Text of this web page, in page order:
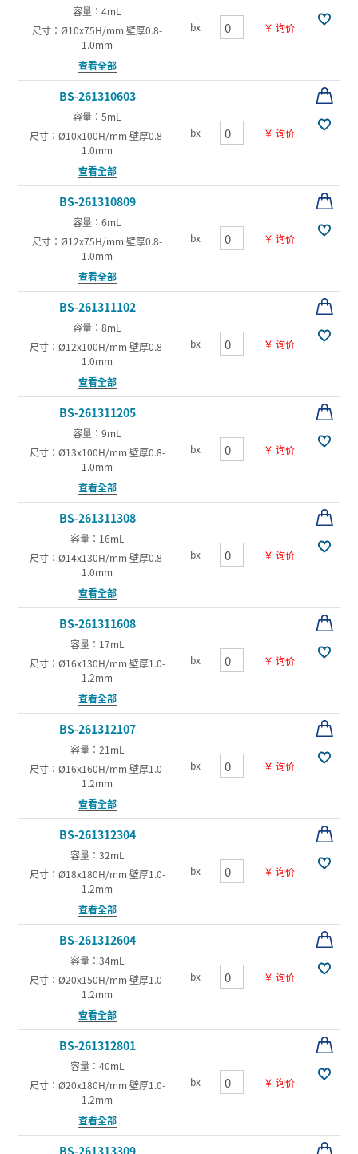
容量：4mL
尺寸：Ø10x75H/mm 壁厚0.8-
1.0mm
查看全部
bx ￥ 询价
BS-261310603
容量：5mL
尺寸：Ø10x100H/mm 壁厚0.8-
1.0mm
查看全部
bx ￥ 询价
BS-261310809
容量：6mL
尺寸：Ø12x75H/mm 壁厚0.8-
1.0mm
查看全部
bx ￥ 询价
BS-261311102
容量：8mL
尺寸：Ø12x100H/mm 壁厚0.8-
1.0mm
查看全部
bx ￥ 询价
BS-261311205
容量：9mL
尺寸：Ø13x100H/mm 壁厚0.8-
1.0mm
查看全部
bx ￥ 询价
BS-261311308
容量：16mL
尺寸：Ø14x130H/mm 壁厚0.8-
1.0mm
查看全部
bx ￥ 询价
BS-261311608
容量：17mL
尺寸：Ø16x130H/mm 壁厚1.0-
1.2mm
查看全部
bx ￥ 询价
BS-261312107
容量：21mL
尺寸：Ø16x160H/mm 壁厚1.0-
1.2mm
查看全部
bx ￥ 询价
BS-261312304
容量：32mL
尺寸：Ø18x180H/mm 壁厚1.0-
1.2mm
查看全部
bx ￥ 询价
BS-261312604
容量：34mL
尺寸：Ø20x150H/mm 壁厚1.0-
1.2mm
查看全部
bx ￥ 询价
BS-261312801
容量：40mL
尺寸：Ø20x180H/mm 壁厚1.0-
1.2mm
查看全部
bx ￥ 询价